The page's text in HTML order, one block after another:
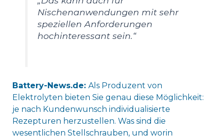
Nischenanwendungen mit sehr
speziellen Anforderungen
hochinteressant sein.“
Battery-News.de: Als Produzent von
Elektrolyten bieten Sie genau diese Möglichkeit:
je nach Kundenwunsch individualisierte
Rezepturen herzustellen. Was sind die
wesentlichen Stellschrauben, und worin